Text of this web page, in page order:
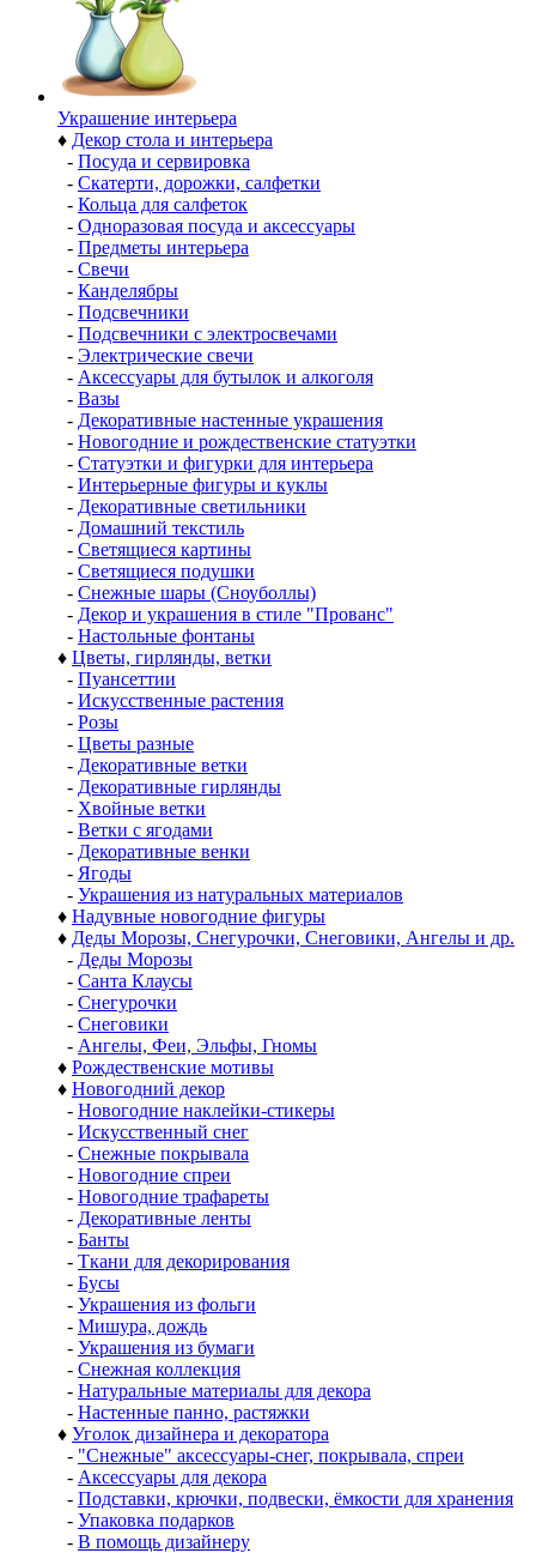
Украшение интерьера
♦ Декор стола и интерьера
- Посуда и сервировка
- Скатерти, дорожки, салфетки
- Кольца для салфеток
- Одноразовая посуда и аксессуары
- Предметы интерьера
- Свечи
- Канделябры
- Подсвечники
- Подсвечники с электросвечами
- Электрические свечи
- Аксессуары для бутылок и алкоголя
- Вазы
- Декоративные настенные украшения
- Новогодние и рождественские статуэтки
- Статуэтки и фигурки для интерьера
- Интерьерные фигуры и куклы
- Декоративные светильники
- Домашний текстиль
- Светящиеся картины
- Светящиеся подушки
- Снежные шары (Сноуболлы)
- Декор и украшения в стиле "Прованс"
- Настольные фонтаны
♦ Цветы, гирлянды, ветки
- Пуансеттии
- Искусственные растения
- Розы
- Цветы разные
- Декоративные ветки
- Декоративные гирлянды
- Хвойные ветки
- Ветки с ягодами
- Декоративные венки
- Ягоды
- Украшения из натуральных материалов
♦ Надувные новогодние фигуры
♦ Деды Морозы, Снегурочки, Снеговики, Ангелы и др.
- Деды Морозы
- Санта Клаусы
- Снегурочки
- Снеговики
- Ангелы, Феи, Эльфы, Гномы
♦ Рождественские мотивы
♦ Новогодний декор
- Новогодние наклейки-стикеры
- Искусственный снег
- Снежные покрывала
- Новогодние спреи
- Новогодние трафареты
- Декоративные ленты
- Банты
- Ткани для декорирования
- Бусы
- Украшения из фольги
- Мишура, дождь
- Украшения из бумаги
- Снежная коллекция
- Натуральные материалы для декора
- Настенные панно, растяжки
♦ Уголок дизайнера и декоратора
- "Снежные" аксессуары-снег, покрывала, спреи
- Аксессуары для декора
- Подставки, крючки, подвески, ёмкости для хранения
- Упаковка подарков
- В помощь дизайнеру